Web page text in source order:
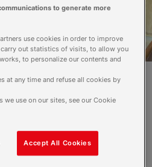
a commencé la
enthousiasme. Bravo à
énergie et merci à Adrien
to generate more
use cookies in order to improve
out statistics of visits, to allow you
to personalize our contents and
at any time and refuse all cookies by
we use on our sites, see our Cookie
Accept All Cookies